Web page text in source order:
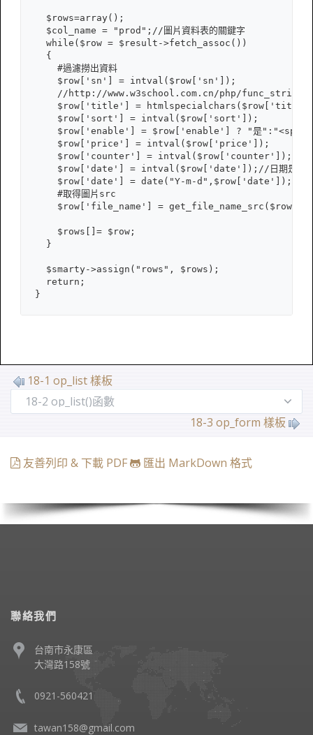
  $rows=array();
  $col_name = "prod";//圖片資料表的關鍵字
  while($row = $result->fetch_assoc())
  {
    #過濾撈出資料
    $row['sn'] = intval($row['sn']);
//http://www.w3school.com.cn/php/
$row['title'] =
    $row['sort'] = intval($row['sort']);
$row['enable'] = $row['enable'] ? "是":"<span
    $row['price'] = intval($row['price']);
    $row['counter'] = intval($row['counter']);
$row['date'] = intval($row['date']);//日期是以時
$row['date'] = date("Y-m-d",$row['date']);//
    #取得圖片src
$row['file_name'] =
    $rows[]= $row;
  }
  $smarty->assign("rows", $rows);
  return;
}
18-1 op_list 樣板
18-3 op_form 樣板
友善列印 & 下載 PDF 匯出 MarkDown 格式
聯絡我們
台南市永康區
大灣路158號
0921-560421
tawan158@gmail.com